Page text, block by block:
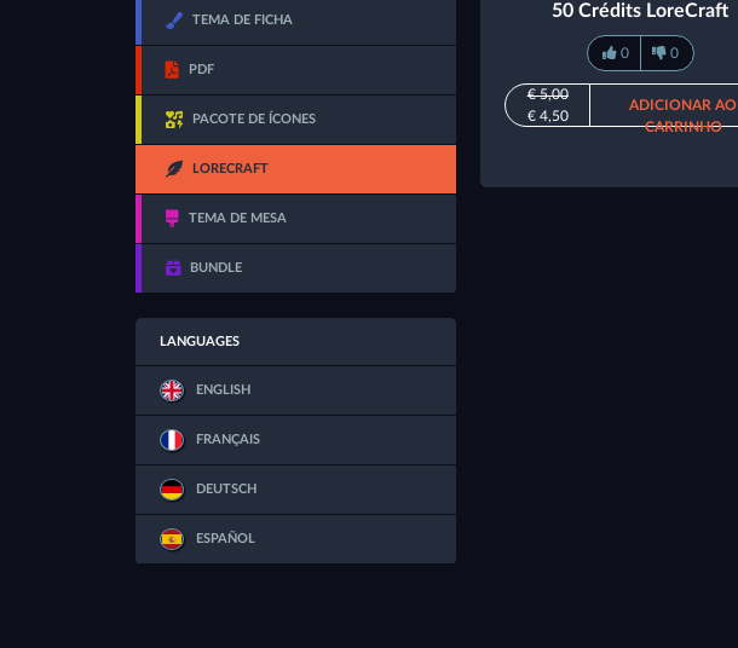
TEMA DE FICHA
PDF
PACOTE DE ÍCONES
LORECRAFT
TEMA DE MESA
BUNDLE
LANGUAGES
ENGLISH
FRANÇAIS
DEUTSCH
ESPAÑOL
50 Crédits LoreCraft
0 0
€ 5,00
€ 4,50
ADICIONAR AO
CARRINHO